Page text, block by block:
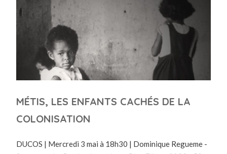
MÉTIS, LES ENFANTS CACHÉS DE LA
COLONISATION
DUCOS | Mercredi 3 mai à 18h30 | Dominique Regueme -